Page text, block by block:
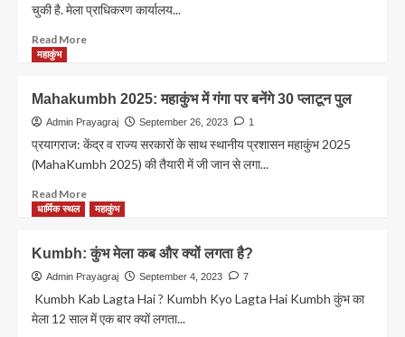
थीम
चुकी है. मेला प्राधिकरण कार्यालय...
Read MoreRead
200
देशों
के
लिए
25
बसेगा
महाकुंभ,ब्लू
प्रिंट
तैयार
महाकुंभ
Mahakumbh 2025: महाकुंभ में गंगा पर बनेंगे 30 प्लाटून पुल
Admin Prayagraj September 26, 2023 1
प्रयागराज: केंद्र व राज्य सरकारों के साथ स्थानीय प्रशासन महाकुंभ 2025
(MahaKumbh 2025) की तैयारी में जी जान से लगा...
Read MoreRead
more
Mahakumbh
2025:
महाकुंभ
में
गंगा
धार्मिक स्थल महाकुंभ
Kumbh: कुंभ मेला कब और क्यों लगता है?
Admin Prayagraj September 4, 2023 7
Kumbh Kab Lagta Hai ? Kumbh Kyo Lagta Hai Kumbh कुंभ का
मेला 12 साल में एक बार क्यों लगता...